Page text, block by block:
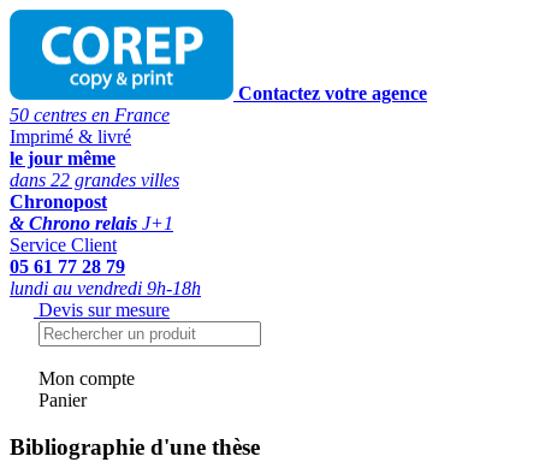
Contactez votre agence
50 centres en France
Imprimé & livré
le jour même
dans 22 grandes villes
Chronopost
& Chrono relais J+1
Service Client
05 61 77 28 79
lundi au vendredi 9h-18h
Devis sur mesure
Mon compte
Panier
Bibliographie d'une thèse